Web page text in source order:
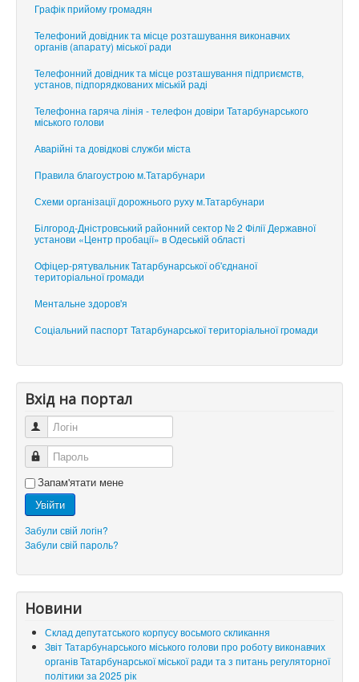
Графік прийому громадян
Телефоний довідник та місце розташування виконавчих
органів (апарату) міської ради
Телефонний довідник та місце розташування підприємств,
установ, підпорядкованих міській раді
Телефонна гаряча лінія - телефон довіри Татарбунарського
міського голови
Аварійні та довідкові служби міста
Правила благоустрою м.Татарбунари
Схеми організації дорожнього руху м.Татарбунари
Білгород-Дністровський районний сектор № 2 Філії Державної
установи «Центр пробації» в Одеській області
Офіцер-рятувальник Татарбунарської об'єднаної
територіальної громади
Ментальне здоров'я
Соціальний паспорт Татарбунарської територіальної громади
Вхід на портал
Логін
Пароль
Запам'ятати мене
Увійти
Забули свій логін?
Забули свій пароль?
Новини
Склад депутатського корпусу восьмого скликання
Звіт Татарбунарського міського голови про роботу виконавчих
органів Татарбунарської міської ради та з питань регуляторної
політики за 2025 рік